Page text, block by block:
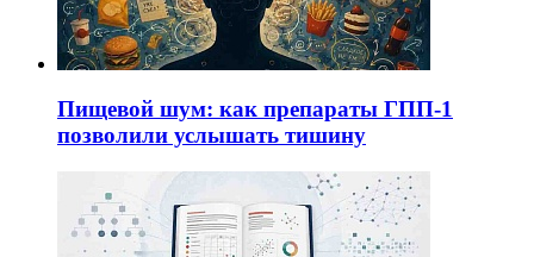
Пищевой шум: как препараты ГПП-1
позволили услышать тишину